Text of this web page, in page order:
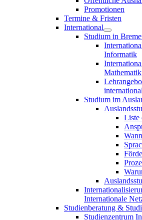
Promotionen
Termine & Fristen
International
Studium in
Informatik
Mathematik
Studium im
Liste
Internationale
Studienberatung &
Studienzentrum